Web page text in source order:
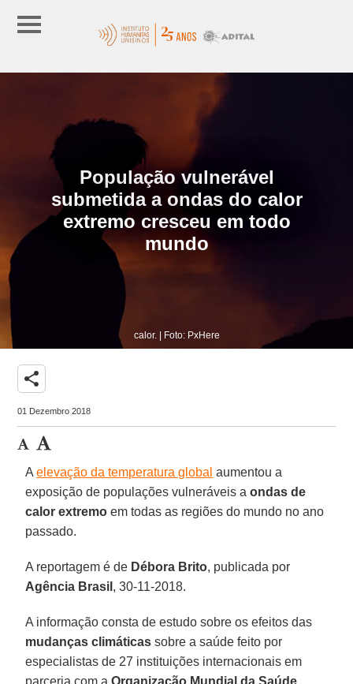
População vulnerável
submetida a ondas do calor
extremo cresceu em todo
mundo
calor. | Foto: PxHere
share
01 Dezembro 2018
Aelevação da temperatura global aumentou a
exposição de populações vulneráveis aondas de
calor extremo em todas as regiões do mundo no ano
passado.
A reportagem é de Débora Brito, publicada por
Agência Brasil , 30-11-2018.
A informação consta de estudo sobre os efeitos das
mudanças climáticas sobre a saúde feito por
especialistas de 27 instituições internacionais em
parceria com aOrganização Mundial da Saúde